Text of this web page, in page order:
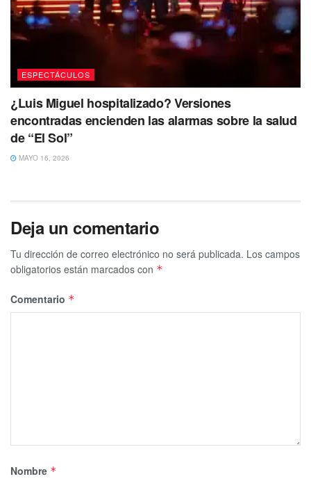
ESPECTÁCULOS
¿Luis Miguel hospitalizado? Versiones
encontradas encienden las alarmas sobre la salud
de “El Sol”
MAYO 16, 2026
Deja un comentario
Tu dirección de correo electrónico no será publicada. Los campos
obligatorios están marcados con *
Comentario *
Nombre *